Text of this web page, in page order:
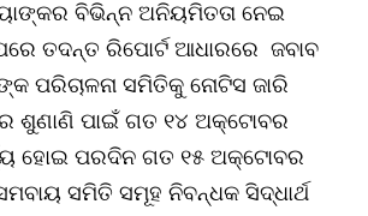
ବିଭିନ୍ନ ଅନିୟମିତତା ନେଇ
ତଦନ୍ତ ରିପୋର୍ଟ ଆଧାରରେ ଜବାବ
ପରିଚାଳନା ସମିତିକୁ ନୋଟିସ ଜାରି
ଶୁଣାଣି ପାଇଁ ଗତ ୧୪ ଅକ୍ଟୋବର
ହୋଇ ପରଦିନ ଗତ ୧୫ ଅକ୍ଟୋବର
ସମିତି ସମୂହ ନିବନ୍ଧକ ସିଦ୍ଧାର୍ଥ